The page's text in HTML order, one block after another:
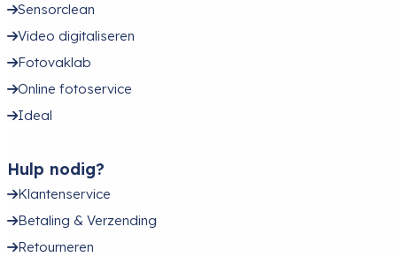
Sensorclean
Video digitaliseren
Fotovaklab
Online fotoservice
Ideal
Hulp nodig?
Klantenservice
Betaling & Verzending
Retourneren